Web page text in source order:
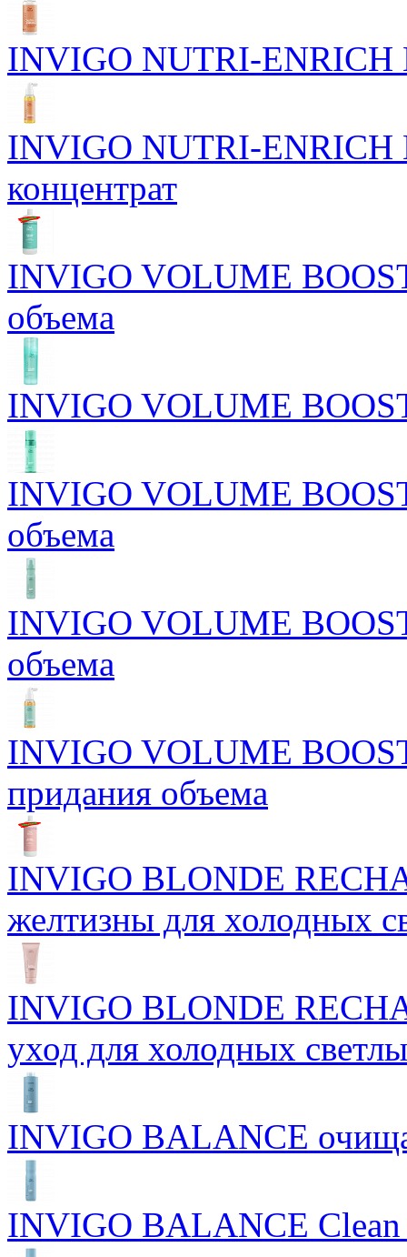
INVIGO NUTRI-ENRICH
INVIGO NUTRI-ENRICH
концентрат
INVIGO VOLUME
объема
INVIGO VOLUME
INVIGO VOLUME
объема
INVIGO VOLUME
объема
INVIGO VOLUME
придания объема
INVIGO BLONDE
желтизны для холодных
INVIGO BLONDE
уход для холодных
INVIGO BALANCE
INVIGO BALANCE Clean